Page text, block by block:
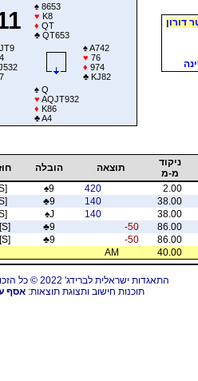
דורון
♠ 8653
♥ K8
♦ QT
♣ QT653
♠A742
♥ 76
♦ 974
♣ KJ82
♠ Q
♥ AQJT932
♦ K86
♣A4
ניקוד
מ-מ
תוצאה הובלה
2.00
420
♠9
38.00
140
♣9
38.00
140
♠J
86.00
-50
♣9
86.00
-50
♣9
40.00
AM
התאגדות ישראלית לברידג' 2022 © כל הזכויות שמורות
תוכנות חישוב ותצוגת תוצאות:אסף